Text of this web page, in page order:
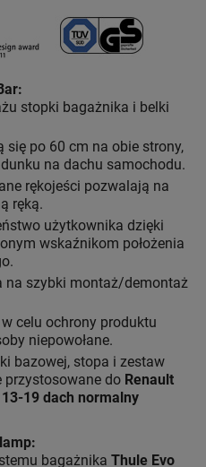
stopki bagażnika i belki
się po 60 cm na obie strony,
na dachu samochodu.
rękojeści pozwalają na
ręką.
użytkownika dzięki
wskaźnikom położenia
na szybki montaż/demontaż
celu ochrony produktu
niepowołane.
bazowej, stopa i zestaw
przystosowane do Renault
19 dach normalny
bagażnika Thule Evo